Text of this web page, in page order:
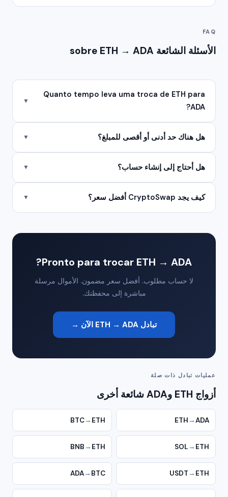
FAQ
الأسئلة الشائعة sobre ETH → ADA
Quanto tempo leva uma troca de ETH para
ADA?
▼
هل هناك حد أدنى أو أقصى للمبلغ؟ ▼
هل أحتاج إلى إنشاء حساب؟ ▼
كيف يجد CryptoSwap أفضل سعر؟ ▼
Pronto para trocar ETH → ADA?
لا حساب مطلوب. أفضل سعر مضمون. الأموال مرسلة
مباشرة إلى محفظتك.
تبادل ETH → ADA الآن →
عمليات تبادل ذات صلة
أزواج ETH وADA شائعة أخرى
ADA
→
ETH
ETH
→
BTC
ETH
→
SOL
ETH
→
BNB
ETH
→
USDT
BTC
→
ADA